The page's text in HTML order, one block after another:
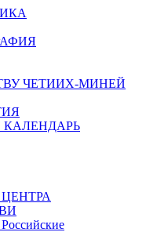
ЧЕТИИХ-МИНЕЙ